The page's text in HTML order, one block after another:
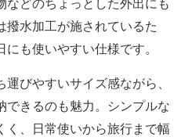
などのちょっとした外出にも
撥水加工が施されているた
も使いやすい仕様です。
びやすいサイズ感ながら、
できるのも魅力。シンプルな
く、日常使いから旅行まで幅